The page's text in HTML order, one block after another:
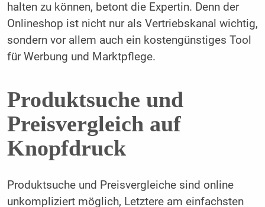
halten zu können, betont die Expertin. Denn der
Onlineshop ist nicht nur als Vertriebskanal wichtig,
sondern vor allem auch ein kostengünstiges Tool
für Werbung und Marktpflege.
Produktsuche und
Preisvergleich auf
Knopfdruck
Produktsuche und Preisvergleiche sind online
unkompliziert möglich, Letztere am einfachsten